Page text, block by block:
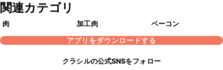
関連カテゴリ
肉 加工肉
ベーコン
アプリをダウンロードする
クラシルの公式SNSをフォロー